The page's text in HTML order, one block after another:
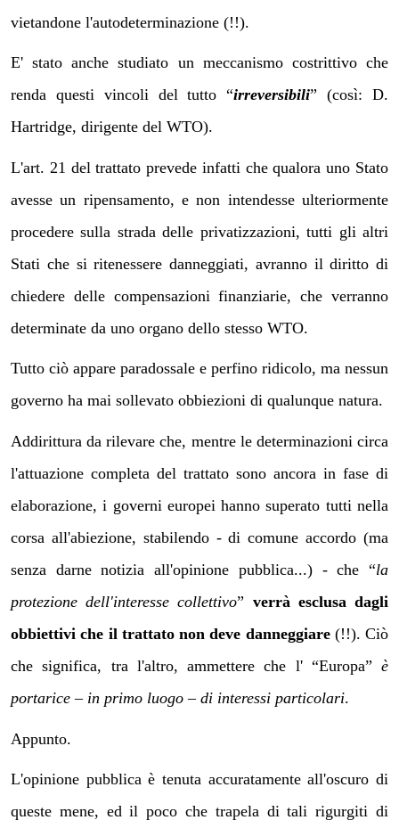
vietandone l'autodeterminazione (!!).
E' stato anche studiato un meccanismo costrittivo che
renda questi vincoli del tutto “irreversibili” (così: D.
Hartridge, dirigente del WTO).
L'art. 21 del trattato prevede infatti che qualora uno Stato
avesse un ripensamento, e non intendesse ulteriormente
procedere sulla strada delle privatizzazioni, tutti gli altri
Stati che si ritenessere danneggiati, avranno il diritto di
chiedere delle compensazioni finanziarie, che verranno
determinate da uno organo dello stesso WTO.
Tutto ciò appare paradossale e perfino ridicolo, ma nessun
governo ha mai sollevato obbiezioni di qualunque natura.
Addirittura da rilevare che, mentre le determinazioni circa
l'attuazione completa del trattato sono ancora in fase di
elaborazione, i governi europei hanno superato tutti nella
corsa all'abiezione, stabilendo - di comune accordo (ma
senza darne notizia all'opinione pubblica...) - che “la
protezione dell'interesse collettivo” verrà esclusa dagli
obbiettivi che il trattato non deve danneggiare(!!). Ciò
che significa, tra l'altro, ammettere che l' “Europa” è
portarice – in primo luogo – di interessi particolari.
Appunto.
L'opinione pubblica è tenuta accuratamente all'oscuro di
queste mene, ed il poco che trapela di tali rigurgiti di